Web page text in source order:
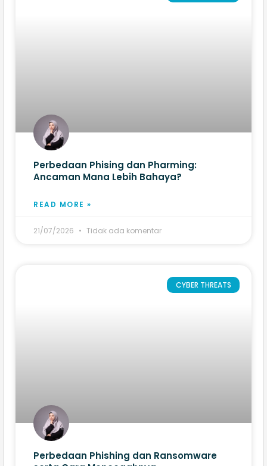
Perbedaan Phising dan Pharming:
Ancaman Mana Lebih Bahaya?
READ MORE »
21/07/2026 Tidak ada komentar
CYBER THREATS
Perbedaan Phishing dan Ransomware